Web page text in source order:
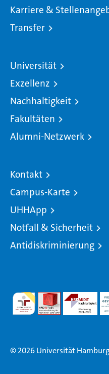
Karriere &
Transfer
Universität
Exzellenz
Nachhaltigkeit
Fakultäten
Alumni-Netzwerk
Kontakt
Campus-Karte
UHHApp
Notfall & Sicherheit
Antidiskriminierung
© 2026 Universität